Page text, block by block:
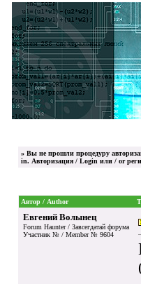
» Вы не прошли процедуру
in. Авторизация / Login или / or
Автор / Author
Евгений Волынец
Forum Haunter / Завсегдатай форума
Участник № / Member № 9604